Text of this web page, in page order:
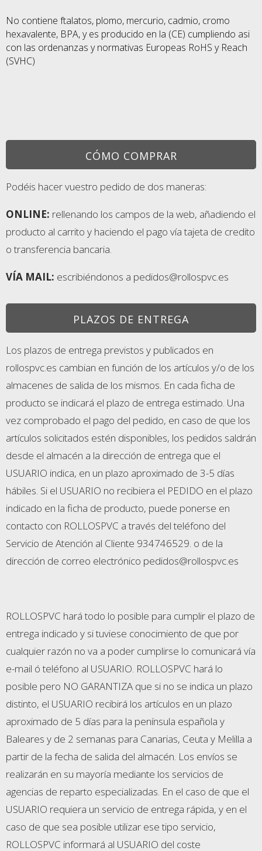
No contiene ftalatos, plomo, mercurio, cadmio, cromo
hexavalente, BPA, y es producido en la (CE) cumpliendo asi
con las ordenanzas y normativas Europeas RoHS y Reach
(SVHC)
CÓMO COMPRAR
Podéis hacer vuestro pedido de dos maneras:
ONLINE: rellenando los campos de la web, añadiendo el
producto al carrito y haciendo el pago vía tajeta de credito
o transferencia bancaria.
VÍA MAIL: escribiéndonos a pedidos@rollospvc.es
PLAZOS DE ENTREGA
Los plazos de entrega previstos y publicados en
rollospvc.es cambian en función de los artículos y/o de los
almacenes de salida de los mismos. En cada ficha de
producto se indicará el plazo de entrega estimado. Una
vez comprobado el pago del pedido, en caso de que los
artículos solicitados estén disponibles, los pedidos saldrán
desde el almacén a la dirección de entrega que el
USUARIO indica, en un plazo aproximado de 3-5 días
hábiles. Si el USUARIO no recibiera el PEDIDO en el plazo
indicado en la ficha de producto, puede ponerse en
contacto con ROLLOSPVC a través del teléfono del
Servicio de Atención al Cliente 934746529. o de la
dirección de correo electrónico pedidos@rollospvc.es
ROLLOSPVC hará todo lo posible para cumplir el plazo de
entrega indicado y si tuviese conocimiento de que por
cualquier razón no va a poder cumplirse lo comunicará vía
e-mail ó teléfono al USUARIO. ROLLOSPVC hará lo
posible pero NO GARANTIZA que si no se indica un plazo
distinto, el USUARIO recibirá los artículos en un plazo
aproximado de 5 días para la península española y
Baleares y de 2 semanas para Canarias, Ceuta y Melilla a
partir de la fecha de salida del almacén. Los envíos se
realizarán en su mayoría mediante los servicios de
agencias de reparto especializadas. En el caso de que el
USUARIO requiera un servicio de entrega rápida, y en el
caso de que sea posible utilizar ese tipo servicio,
ROLLOSPVC informará al USUARIO del coste